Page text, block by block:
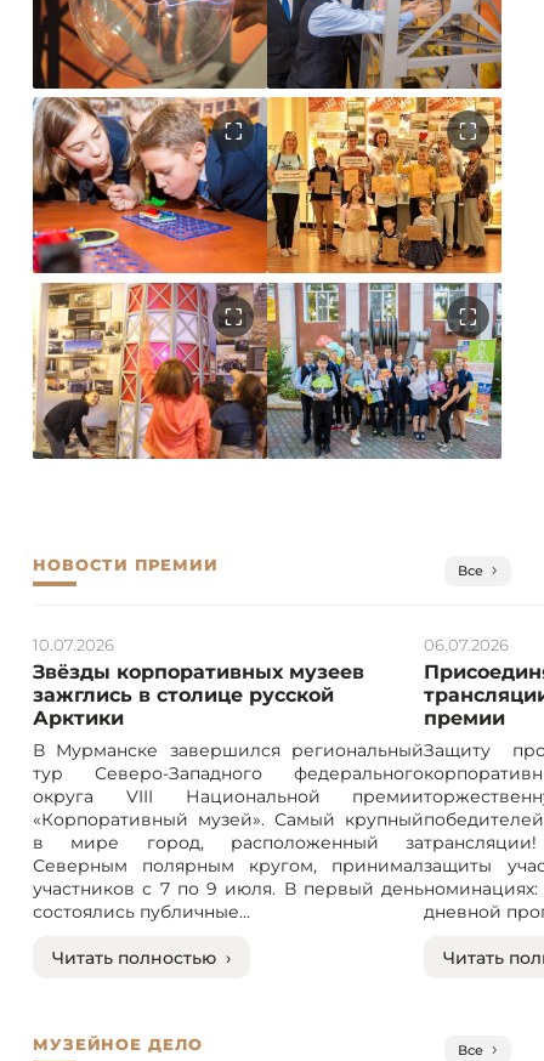
НОВОСТИ ПРЕМИИ Все
Звёзды корпоративных музеев
зажглись в столице русской
Арктики
10.07.2026
В Мурманске завершился региональный
тур Северо-Западного федерального
округа VIII Национальной премии
«Корпоративный музей». Самый крупный
в мире город, расположенный за
Северным полярным кругом, принимал
участников с 7 по 9 июля. В первый день
состоялись публичные...
Читать полностью ›
премии
06.07.2026
Защиту
защиты
дневной
Читать
МУЗЕЙНОЕ ДЕЛО Все